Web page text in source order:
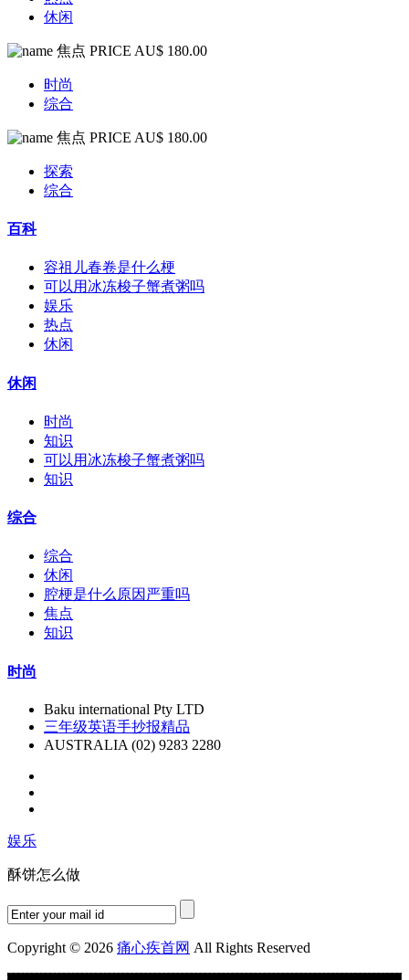
休闲
焦点 PRICE AU$ 180.00
时尚
综合
焦点 PRICE AU$ 180.00
探索
综合
百科
容祖儿春卷是什么梗
可以用冰冻梭子蟹煮粥吗
娱乐
热点
休闲
休闲
时尚
知识
可以用冰冻梭子蟹煮粥吗
知识
综合
综合
休闲
腔梗是什么原因严重吗
焦点
知识
时尚
Baku international Pty LTD
三年级英语手抄报精品
AUSTRALIA (02) 9283 2280
娱乐
酥饼怎么做
Copyright © 2026 痛心疾首网 All Rights Reserved